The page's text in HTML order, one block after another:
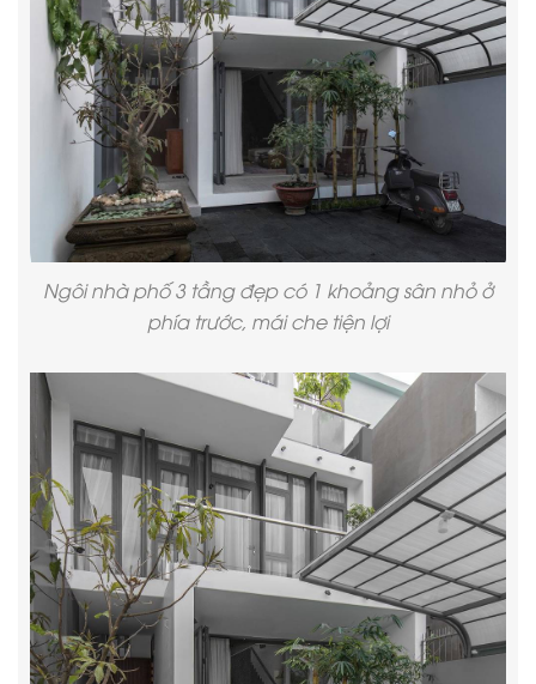
Ngôi nhà phố 3 tầng đẹp có 1 khoảng sân nhỏ ở
phía trước, mái che tiện lợi